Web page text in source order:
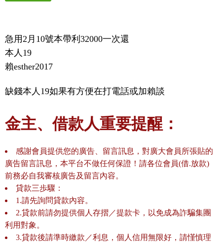
急用2月10號本帶利32000一次還
本人19
賴esther2017
缺錢本人19如果有方便在打電話或加賴談
金主、借款人重要提醒：
感謝會員提供您的廣告、留言訊息，對廣大會員所張貼的
廣告留言訊息，本平台不做任何保證！請各位會員(借.放款)
前務必自我審核廣告及留言內容。
貸款三歩驟：
1.請先詢問貸款內容。
2.貸款前請勿提供個人存摺／提款卡，以免成為詐騙集團
利用對象。
3.貸款後請準時繳款／利息，個人信用無限好，請慬慎理